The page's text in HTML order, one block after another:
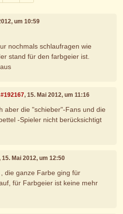
um 10:59
nochmals schlaufragen wie
stand für den farbgeier ist.
, 15. Mai 2012, um 11:16
aber die "schieber"-Fans und die
-Spieler nicht berücksichtigt
15. Mai 2012, um 12:50
die ganze Farbe ging für
für Farbgeier ist keine mehr